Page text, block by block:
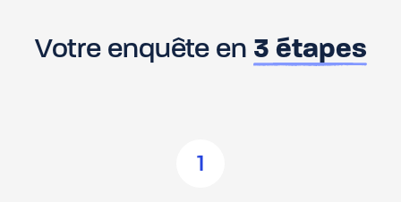
Votre enquête en 3 étapes
1